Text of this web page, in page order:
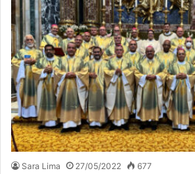
Sara Lima 27/05/2022 677